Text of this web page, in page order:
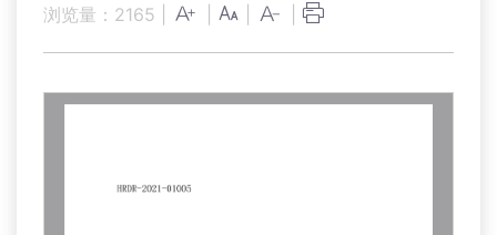
浏览量： 2165